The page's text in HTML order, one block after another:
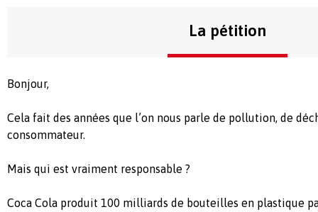
La pétition
Bonjour,
Cela fait des années que l’on nous parle de pollution, de
consommateur.
Mais qui est vraiment responsable ?
Coca Cola produit 100 milliards de bouteilles en plastique